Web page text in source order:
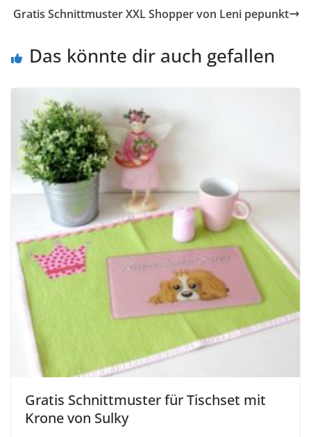
Gratis Schnittmuster XXL Shopper von Leni pepunkt
Das könnte dir auch gefallen
Gratis Schnittmuster für Tischset mit
Krone von Sulky